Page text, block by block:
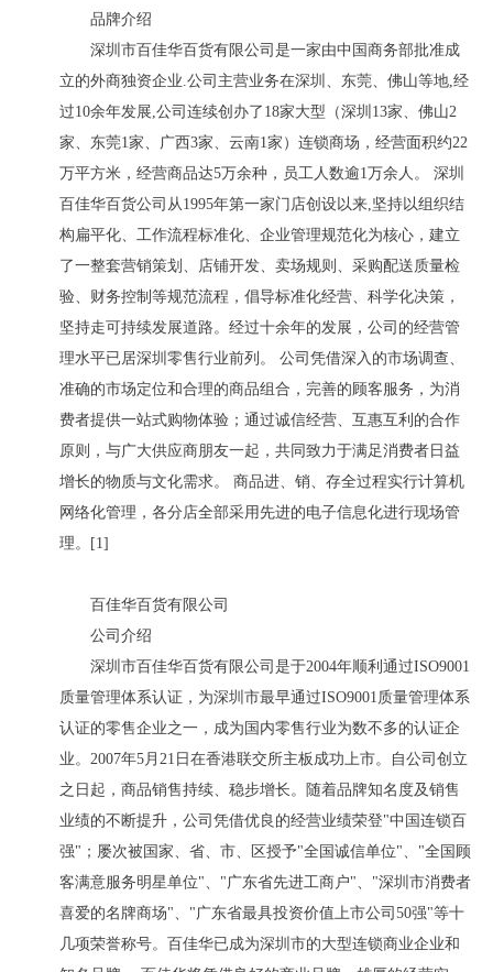
品牌介绍
深圳市百佳华百货有限公司是一家由中国商务部批准成
立的外商独资企业.公司主营业务在深圳、东莞、佛山等地,经
过10余年发展,公司连续创办了18家大型（深圳13家、佛山2
家、东莞1家、广西3家、云南1家）连锁商场，经营面积约22
万平方米，经营商品达5万余种，员工人数逾1万余人。 深圳
百佳华百货公司从1995年第一家门店创设以来,坚持以组织结
构扁平化、工作流程标准化、企业管理规范化为核心，建立
了一整套营销策划、店铺开发、卖场规则、采购配送质量检
验、财务控制等规范流程，倡导标准化经营、科学化决策，
坚持走可持续发展道路。经过十余年的发展，公司的经营管
理水平已居深圳零售行业前列。 公司凭借深入的市场调查、
准确的市场定位和合理的商品组合，完善的顾客服务，为消
费者提供一站式购物体验；通过诚信经营、互惠互利的合作
原则，与广大供应商朋友一起，共同致力于满足消费者日益
增长的物质与文化需求。 商品进、销、存全过程实行计算机
网络化管理，各分店全部采用先进的电子信息化进行现场管
理。[1]
百佳华百货有限公司
公司介绍
深圳市百佳华百货有限公司是于2004年顺利通过ISO9001
质量管理体系认证，为深圳市最早通过ISO9001质量管理体系
认证的零售企业之一，成为国内零售行业为数不多的认证企
业。2007年5月21日在香港联交所主板成功上市。自公司创立
之日起，商品销售持续、稳步增长。随着品牌知名度及销售
业绩的不断提升，公司凭借优良的经营业绩荣登"中国连锁百
强"；屡次被国家、省、市、区授予"全国诚信单位"、"全国顾
客满意服务明星单位"、"广东省先进工商户"、"深圳市消费者
喜爱的名牌商场"、"广东省最具投资价值上市公司50强"等十
几项荣誉称号。百佳华已成为深圳市的大型连锁商业企业和